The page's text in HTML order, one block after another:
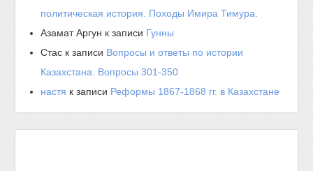
политическая история. Походы Имира Тимура.
Азамат Аргун к записи Гунны
Стас к записи Вопросы и ответы по истории
Казахстана. Вопросы 301-350
настя к записи Реформы 1867-1868 гг. в Казахстане